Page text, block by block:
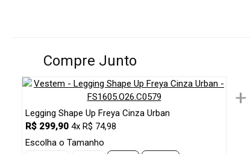
Compre Junto
Legging Shape Up Freya Cinza Urban
R$ 299,90 4x R$ 74,98
Escolha o Tamanho
+